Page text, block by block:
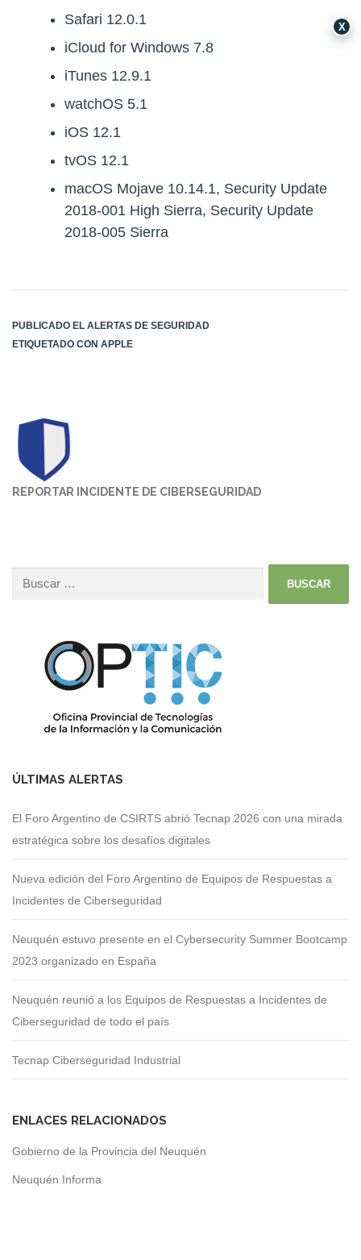
Safari 12.0.1
iCloud for Windows 7.8
iTunes 12.9.1
watchOS 5.1
iOS 12.1
tvOS 12.1
macOS Mojave 10.14.1, Security Update
2018-001 High Sierra, Security Update
2018-005 Sierra
PUBLICADO EL ALERTAS DE SEGURIDAD
ETIQUETADO CON APPLE
REPORTAR INCIDENTE DE CIBERSEGURIDAD
ÚLTIMAS ALERTAS
El Foro Argentino de CSIRTS abrió Tecnap 2026 con una mirada
estratégica sobre los desafíos digitales
Nueva edición del Foro Argentino de Equipos de Respuestas a
Incidentes de Ciberseguridad
Neuquén estuvo presente en el Cybersecurity Summer Bootcamp
2023 organizado en España
Neuquén reunió a los Equipos de Respuestas a Incidentes de
Ciberseguridad de todo el país
Tecnap Ciberseguridad Industrial
ENLACES RELACIONADOS
Gobierno de la Provincia del Neuquén
Neuquén Informa
X